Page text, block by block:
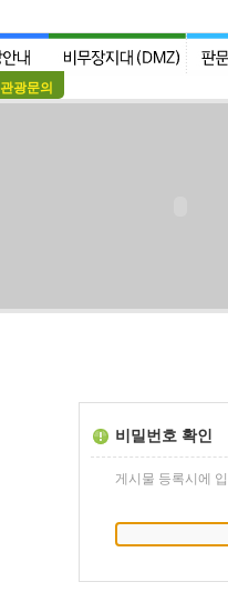
관광문의
비밀번호 확인
게시물 등록시에